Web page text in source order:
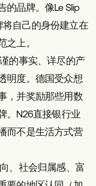
的品牌。像Le Slip
将自己的身份建立在
上。
的事实、详尽的产
明度。德国受众想
，并奖励那些用数
。N26直接银行业
而不是生活方式营
、社会归属感、富